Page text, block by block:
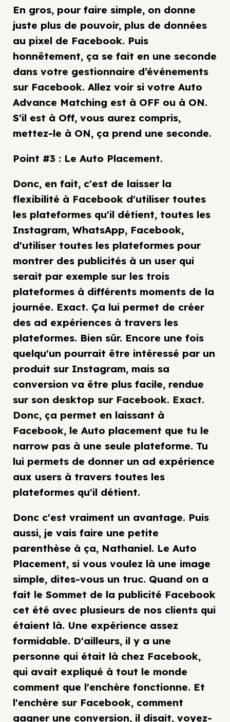
En gros, pour faire simple, on donne
juste plus de pouvoir, plus de données
au pixel de Facebook. Puis
honnêtement, ça se fait en une seconde
dans votre gestionnaire d’événements
sur Facebook. Allez voir si votre Auto
Advance Matching est à OFF ou à ON.
S'il est à Off, vous aurez compris,
mettez-le à ON, ça prend une seconde.
Point #3 : Le Auto Placement.
Donc, en fait, c'est de laisser la
flexibilité à Facebook d'utiliser toutes
les plateformes qu'il détient, toutes les
Instagram, WhatsApp, Facebook,
d'utiliser toutes les plateformes pour
montrer des publicités à un user qui
serait par exemple sur les trois
plateformes à différents moments de la
journée. Exact. Ça lui permet de créer
des ad expériences à travers les
plateformes. Bien sûr. Encore une fois
quelqu'un pourrait être intéressé par un
produit sur Instagram, mais sa
conversion va être plus facile, rendue
sur son desktop sur Facebook. Exact.
Donc, ça permet en laissant à
Facebook, le Auto placement que tu le
narrow pas à une seule plateforme. Tu
lui permets de donner un ad expérience
aux users à travers toutes les
plateformes qu'il détient.
Donc c'est vraiment un avantage. Puis
aussi, je vais faire une petite
parenthèse à ça, Nathaniel. Le Auto
Placement, si vous voulez là une image
simple, dites-vous un truc. Quand on a
fait le Sommet de la publicité Facebook
cet été avec plusieurs de nos clients qui
étaient là. Une expérience assez
formidable. D'ailleurs, il y a une
personne qui était là chez Facebook,
qui avait expliqué à tout le monde
comment que l'enchère fonctionne. Et
l'enchère sur Facebook, comment
gagner une conversion, il disait, voyez-